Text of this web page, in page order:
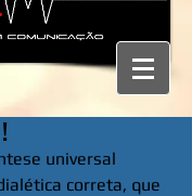
universal
correta, que